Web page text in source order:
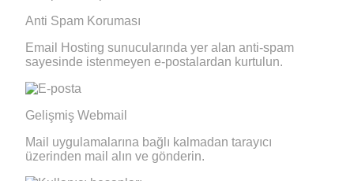
Anti Spam Koruması
Email Hosting sunucularında yer alan anti-spam
sayesinde istenmeyen e-postalardan kurtulun.
Gelişmiş Webmail
Mail uygulamalarına bağlı kalmadan tarayıcı
üzerinden mail alın ve gönderin.